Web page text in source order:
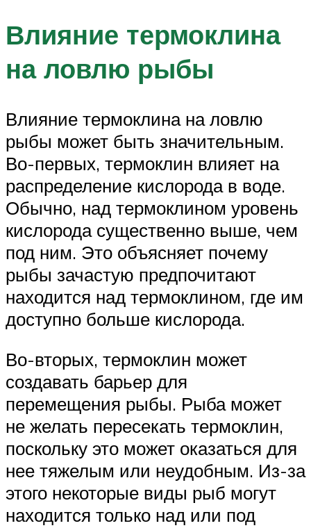
Влияние термоклина
на ловлю рыбы
Влияние термоклина на ловлю
рыбы может быть значительным.
Во-первых, термоклин влияет на
распределение кислорода в воде.
Обычно, над термоклином уровень
кислорода существенно выше, чем
под ним. Это объясняет почему
рыбы зачастую предпочитают
находится над термоклином, где им
доступно больше кислорода.
Во-вторых, термоклин может
создавать барьер для
перемещения рыбы. Рыба может
не желать пересекать термоклин,
поскольку это может оказаться для
нее тяжелым или неудобным. Из-за
этого некоторые виды рыб могут
находится только над или под